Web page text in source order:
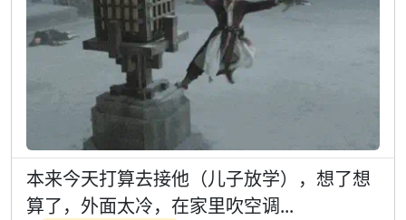
本来今天打算去接他（儿子放学），想了想
算了，外面太冷，在家里吹空调...